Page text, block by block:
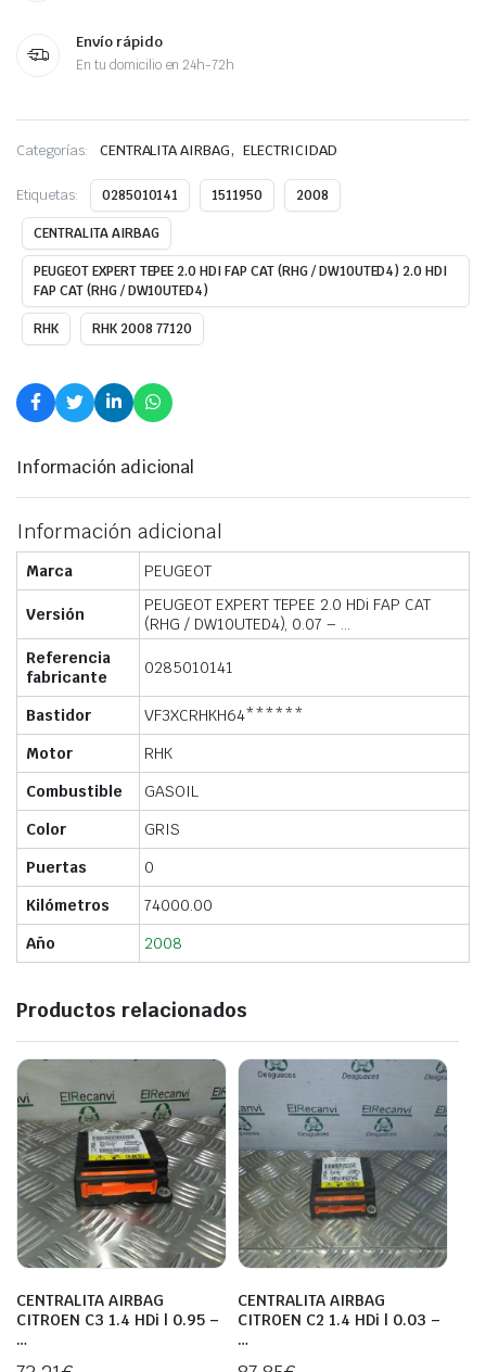
Envío rápido
En tu domicilio en 24h-72h
Categorías: CENTRALITA AIRBAG, ELECTRICIDAD
Etiquetas: 0285010141 1511950 2008
CENTRALITA AIRBAG
PEUGEOT EXPERT TEPEE 2.0 HDI FAP CAT (RHG / DW10UTED4) 2.0 HDI
FAP CAT (RHG / DW10UTED4)
RHK RHK 2008 77120
Información adicional
Información adicional
Marca PEUGEOT
Versión
PEUGEOT EXPERT TEPEE 2.0 HDi FAP CAT
(RHG / DW10UTED4), 0.07 – …
Referencia
fabricante
0285010141
Bastidor
VF3XCRHKH64******
Motor
RHK
Combustible
GASOIL
Color
GRIS
Puertas
0
Kilómetros
74000.00
Año
2008
Productos relacionados
CENTRALITA AIRBAG
CITROEN C3 1.4 HDi | 0.95 –
…
CENTRALITA AIRBAG
CITROEN C2 1.4 HDi | 0.03 –
…